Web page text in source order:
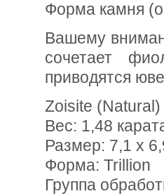
Форма камня
Вашему вниманию предлагается полихромный цоизит! Камень
сочетает
приводятся
Zoisite (Natural)
Вес: 1,48
Размер: 7,1 х
Форма: Trillion
Группа